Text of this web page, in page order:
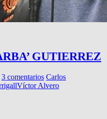
GUTIERREZ
3 comentarios Carlos
Víctor Alvero